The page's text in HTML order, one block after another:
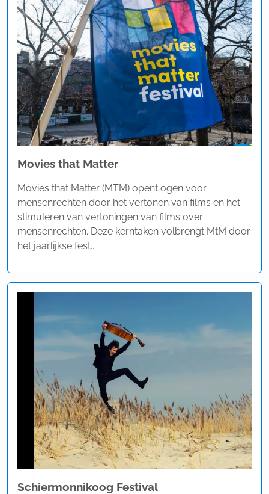
Movies that Matter
Movies that Matter (MTM) opent ogen voor
mensenrechten door het vertonen van films en het
stimuleren van vertoningen van films over
mensenrechten. Deze kerntaken volbrengt MtM door
het jaarlijkse fest...
Schiermonnikoog Festival